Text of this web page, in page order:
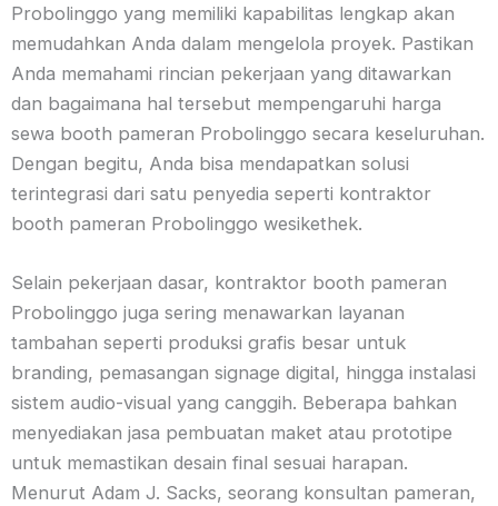
Probolinggo yang memiliki kapabilitas lengkap akan
memudahkan Anda dalam mengelola proyek. Pastikan
Anda memahami rincian pekerjaan yang ditawarkan
dan bagaimana hal tersebut mempengaruhi harga
sewa booth pameran Probolinggo secara keseluruhan.
Dengan begitu, Anda bisa mendapatkan solusi
terintegrasi dari satu penyedia seperti kontraktor
booth pameran Probolinggo wesikethek.
Selain pekerjaan dasar, kontraktor booth pameran
Probolinggo juga sering menawarkan layanan
tambahan seperti produksi grafis besar untuk
branding, pemasangan signage digital, hingga instalasi
sistem audio-visual yang canggih. Beberapa bahkan
menyediakan jasa pembuatan maket atau prototipe
untuk memastikan desain final sesuai harapan.
Menurut Adam J. Sacks, seorang konsultan pameran,